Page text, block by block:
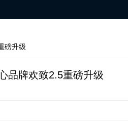
磅升级
品牌欢致2.5重磅升级